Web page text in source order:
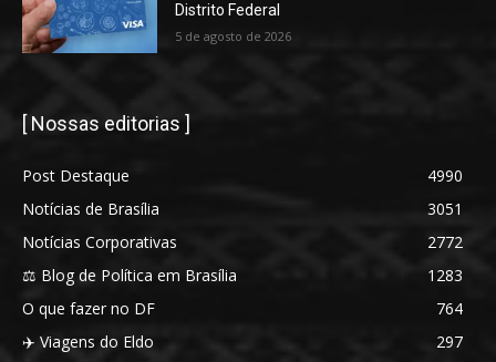
Distrito Federal
5 de agosto de 2026
[ Nossas editorias ]
Post Destaque
4990
Notícias de Brasília
3051
Notícias Corporativas
2772
⚖️ Blog de Política em Brasília
1283
O que fazer no DF
764
✈️ Viagens do Eldo
297